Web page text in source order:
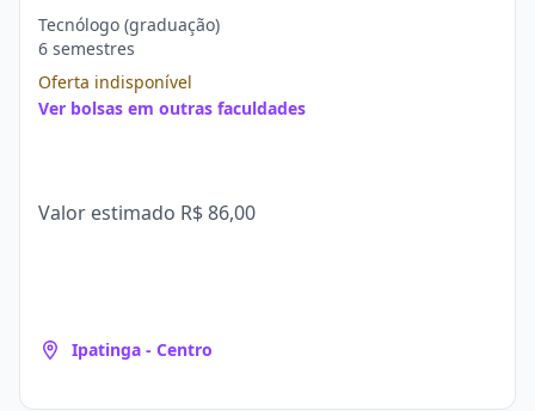
Tecnólogo (graduação)
6 semestres
Oferta indisponível
Ver bolsas em outras faculdades
Valor estimado R$ 86,00
Ipatinga - Centro